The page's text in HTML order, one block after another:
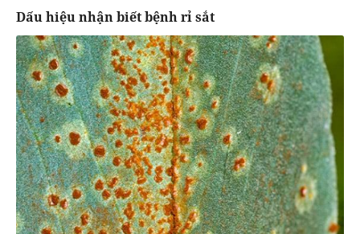
Dấu hiệu nhận biết bệnh rỉ sắt